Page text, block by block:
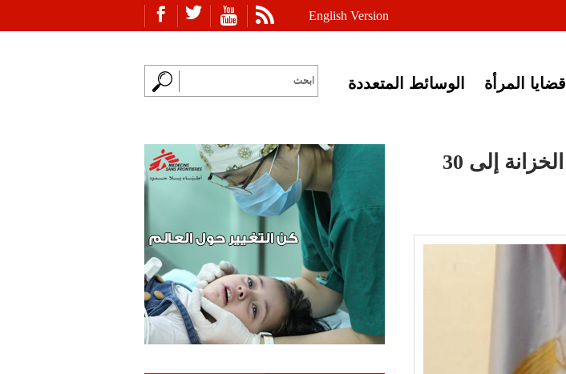
English Version
قضايا المرأة
الوسائط المتعددة
عملات قناة السويس ترفع إيرادات مصلحة الخزانة إلى 30